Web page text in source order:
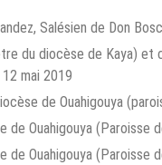
Salésien de Don
du diocèse de Kaya)
mai 2019
de Ouahigouya
de Ouahigouya (Paroisse
de Ouahigouya